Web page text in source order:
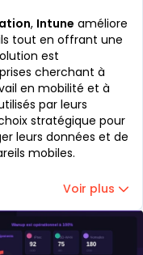
, Intune améliore
tout en offrant une
est
cherchant à
en mobilité et à
par leurs
stratégique pour
leurs données et de
mobiles.
Voir plus